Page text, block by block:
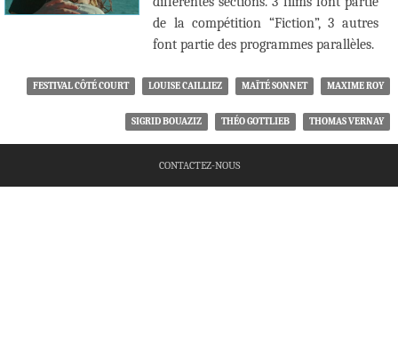
de la compétition “Fiction”, 3 autres
font partie des programmes parallèles.
FESTIVAL CÔTÉ COURT LOUISE CAILLIEZ MAÏTÉ SONNET MAXIME ROY
SIGRID BOUAZIZ THÉO GOTTLIEB THOMAS VERNAY
CONTACTEZ-NOUS